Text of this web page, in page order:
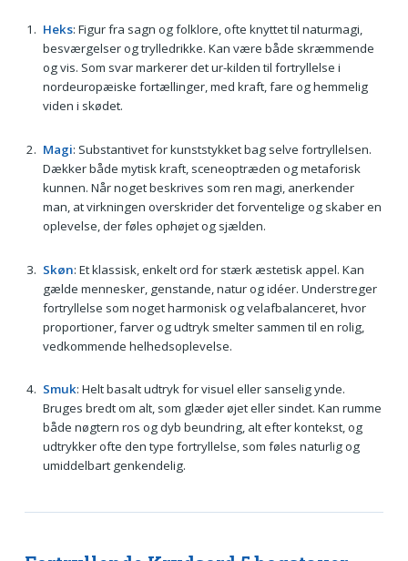
Heks: Figur fra sagn og folklore, ofte knyttet til naturmagi,
besværgelser og trylledrikke. Kan være både skræmmende
og vis. Som svar markerer det ur-kilden til fortryllelse i
nordeuropæiske fortællinger, med kraft, fare og hemmelig
viden i skødet.
Magi: Substantivet for kunststykket bag selve fortryllelsen.
Dækker både mytisk kraft, sceneoptræden og metaforisk
kunnen. Når noget beskrives som ren magi, anerkender
man, at virkningen overskrider det forventelige og skaber en
oplevelse, der føles ophøjet og sjælden.
Skøn: Et klassisk, enkelt ord for stærk æstetisk appel. Kan
gælde mennesker, genstande, natur og idéer. Understreger
fortryllelse som noget harmonisk og velafbalanceret, hvor
proportioner, farver og udtryk smelter sammen til en rolig,
vedkommende helhedsoplevelse.
Smuk: Helt basalt udtryk for visuel eller sanselig ynde.
Bruges bredt om alt, som glæder øjet eller sindet. Kan rumme
både nøgtern ros og dyb beundring, alt efter kontekst, og
udtrykker ofte den type fortryllelse, som føles naturlig og
umiddelbart genkendelig.